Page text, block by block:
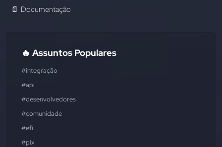
📄 Documentação
🔥 Assuntos Populares
#integração
#api
#desenvolvedores
#comunidade
#efí
#pix